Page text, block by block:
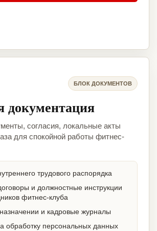
БЛОК ДОКУМЕНТОВ
документация
согласия, локальные акты
для спокойной работы фитнес-
трудового распорядка
и должностные инструкции
фитнес-клуба
и кадровые журналы
обработку персональных данных